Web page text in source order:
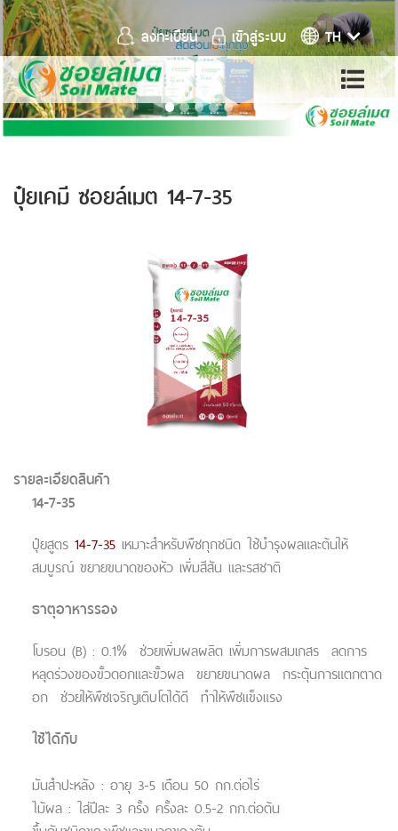
ลงทะเบียน เข้าสู่ระบบ
TH
Previous
ปุ๋ยเคมี ซอยล์เมต 14-7-35
รายละเอียดสินค้า
14-7-35
ปุ๋ยสูตร 14-7-35 เหมาะสำหรับพืชทุกชนิด ใช้บำรุงผลและต้นให้
สมบูรณ์ ขยายขนาดของหัว เพิ่มสีสัน และรสชาติ
ธาตุอาหารรอง
โบรอน (B) : 0.1% ช่วยเพิ่มผลผลิต เพิ่มการผสมเกสร ลดการ
หลุดร่วงของขั้วดอกและขั้วผล ขยายขนาดผล กระตุ้นการแตกตาด
อก ช่วยให้พืชเจริญเติบโตได้ดี ทำให้พืชแข็งแรง
ใช้ได้กับ
มันสำปะหลัง : อายุ 3-5 เดือน 50 กก.ต่อไร่
ไม้ผล : ใส่ปีละ 3 ครั้ง ครั้งละ 0.5-2 กก.ต่อต้น